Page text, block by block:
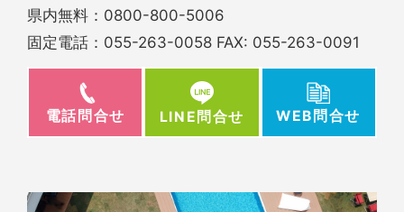
県内無料： 0800-800-5006
固定電話： 055-263-0058 FAX: 055-263-0091
電話問合せ LINE問合せ WEB問合せ